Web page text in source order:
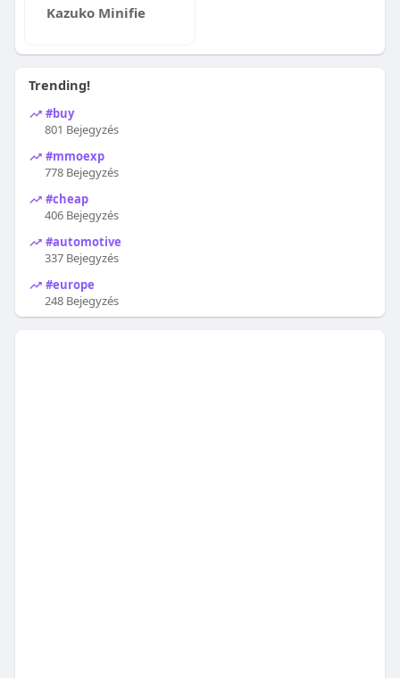
Kazuko Minifie
Trending!
#buy
801 Bejegyzés
#mmoexp
778 Bejegyzés
#cheap
406 Bejegyzés
#automotive
337 Bejegyzés
#europe
248 Bejegyzés